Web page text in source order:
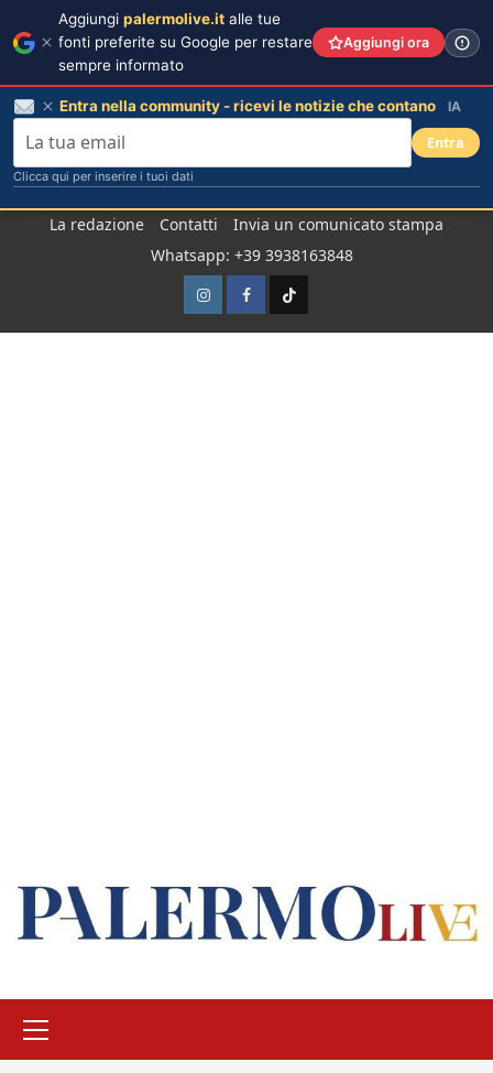
La redazione Contatti
Invia un comunicato stampa
Whatsapp: +39 3938163848
InstagramFacebook
TikTok
principale
Aggiungi palermolive.it alle tue
fonti preferite su Google per restare
sempre informato
Aggiungi ora
Entra nella community - ricevi le notizie che contano IA
Entra
Clicca qui per inserire i tuoi dati